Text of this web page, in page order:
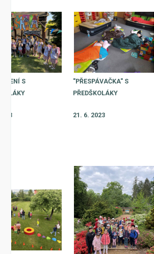
S
"PŘESPÁVAČKA" S
PŘEDŠKOLÁKY
21. 6. 2023